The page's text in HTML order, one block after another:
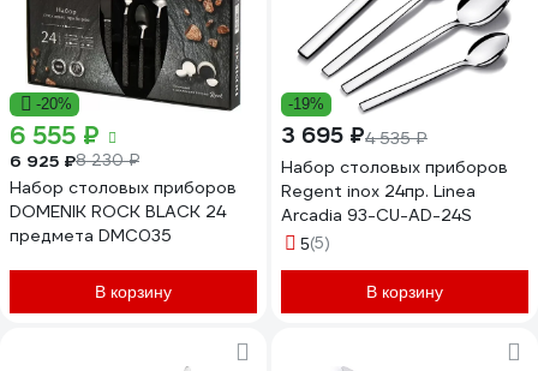
-20%
6 555 ₽
6 925 ₽8 230 ₽
Набор столовых приборов
DOMENIK ROCK BLACK 24
предмета DMC035
В корзину
-19%
3 695 ₽4 535 ₽
Набор столовых приборов
Regent inox 24пр. Linea
Arcadia 93-CU-AD-24S
5(5)
В корзину